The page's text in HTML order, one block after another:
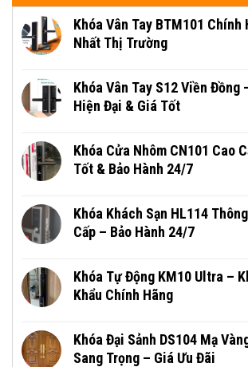
Khóa Vân Tay BTM101 Chính
Nhất Thị Trường
Khóa Vân Tay S12 Viền Đồng
Hiện Đại & Giá Tốt
Khóa Cửa Nhôm CN101 Cao
Tốt & Bảo Hành 24/7
Khóa Khách Sạn HL114
Cấp – Bảo Hành 24/7
Khóa Tự Động KM10 Ultra –
Khẩu Chính Hãng
Khóa Đại Sảnh DS104 Mạ
Sang Trọng – Giá Ưu Đãi